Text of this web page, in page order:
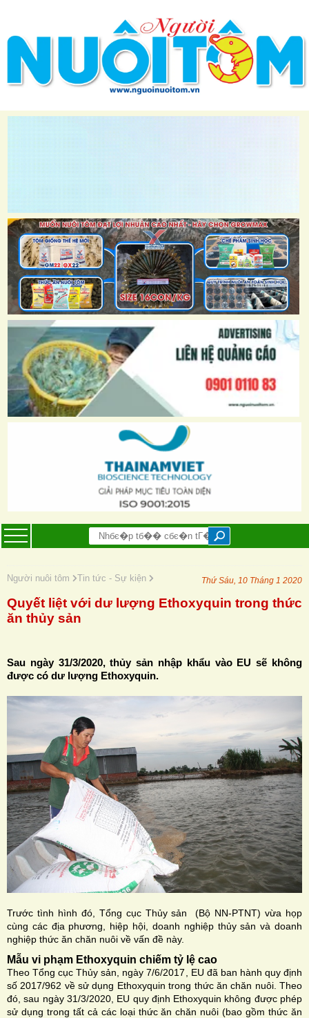
Người nuôi tôm Tin tức - Sự kiện Thứ Sáu, 10 Tháng 1 2020
Quyết liệt với dư lượng Ethoxyquin trong thức
ăn thủy sản
Sau ngày 31/3/2020, thủy sản nhập khẩu vào EU sẽ không
được có dư lượng Ethoxyquin.
Trước tình hình đó, Tổng cục Thủy sản (Bộ NN-PTNT) vừa họp
cùng các địa phương, hiệp hội, doanh nghiệp thủy sản và doanh
nghiệp thức ăn chăn nuôi về vấn đề này.
Mẫu vi phạm Ethoxyquin chiếm tỷ lệ cao
Theo Tổng cục Thủy sản, ngày 7/6/2017, EU đã ban hành quy định
số 2017/962 về sử dụng Ethoxyquin trong thức ăn chăn nuôi. Theo
đó, sau ngày 31/3/2020, EU quy định Ethoxyquin không được phép
sử dụng trong tất cả các loại thức ăn chăn nuôi (bao gồm thức ăn